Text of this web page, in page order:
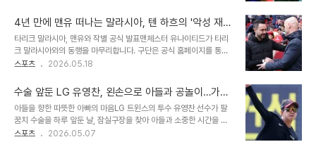
통해 유사 사고 재발 ..
종아리 부상과 회복 전망월드컵을 앞두고 네이마르가 오른쪽 종아리
부상을 입어 정상 컨디션에 대한 우려가 제기되고 있습니다. 부상 정도
는 심각하지 않으나, 소속팀 경기는 건너뛰기로 했습니다. 그러나 대표
팀 소집 훈련에는 정상적으로 합류할 것으로 보입니다. 부상에도 불구
하고 월드컵 출전 가능성네이마르의 부상에도 불구하고, 회복 속도를
로 전망됩니다. 이에 따라 정상 컨디..
4년 만에 맨유 떠나는 말라시아, 텐 하흐의 '악성 재
고' 방출 확정
타리크 말라시아, 맨유와 작별 공식 발표맨체스터 유나이티드가 타리
크 말라시아와의 동행을 마무리합니다. 구단은 공식 홈페이지를 통해
올여름 계약 만료 후 말라시아가 팀을 떠날 예정임을 발표했습니다. 마
의 응원을 당부하며 마지막 인사를 전했습니다. 이는 에릭 텐 하흐 감
독 부임 당시 영입되었던 선수 중 한 명이 팀을 떠나는 사례가 되었습
니다. 기대와 달리 부상으로 얼룩진 맨유 커리어2022년 여름 페예노
르트에서 맨유로 이적한 말라시아는 루크 쇼의 대체자로 큰 기대를 모
았습니다. 초반에는 활발한 활동량과 적극적인 수비로 주전 경쟁에서
스포츠 2026.05.18
수술 앞둔 LG 유영찬, 왼손으로 아들과 공놀이…가슴
뭉클한 부성애
아들을 향한 따뜻한 아빠의 마음LG 트윈스의 투수 유영찬 선수가 팔
꿈치 수술을 하루 앞둔 날, 잠실구장을 찾아 아들과 소중한 시간을 보
냈습니다. 비록 오른팔에는 붕대가 감겨 있었지만, 그는 왼손으로 아들
스포츠 2026.05.07